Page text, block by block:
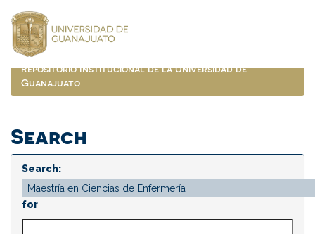
navigation
Repositorio Institucional de la Universidad de
Guanajuato
Search
Search:
for